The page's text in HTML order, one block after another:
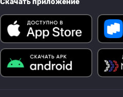
Скачать приложение